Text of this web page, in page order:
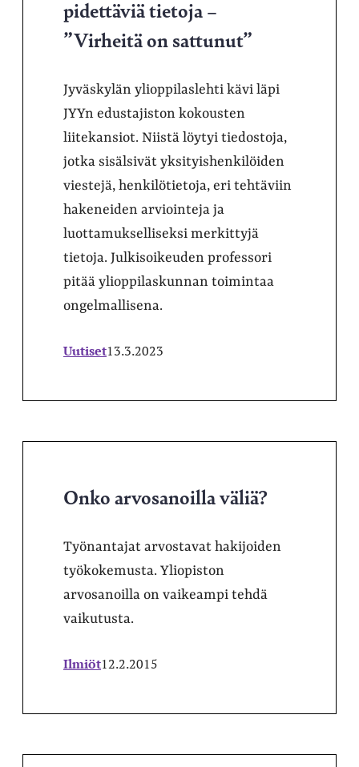
pidettäviä tietoja –
”Virheitä on sattunut”
Jyväskylän ylioppilaslehti kävi läpi
JYYn edustajiston kokousten
liitekansiot. Niistä löytyi tiedostoja,
jotka sisälsivät yksityishenkilöiden
viestejä, henkilötietoja, eri tehtäviin
hakeneiden arviointeja ja
luottamukselliseksi merkittyjä
tietoja. Julkisoikeuden professori
pitää ylioppilaskunnan toimintaa
ongelmallisena.
Uutiset13.3.2023
Onko arvosanoilla väliä?
Työnantajat arvostavat hakijoiden
työkokemusta. Yliopiston
arvosanoilla on vaikeampi tehdä
vaikutusta.
Ilmiöt12.2.2015